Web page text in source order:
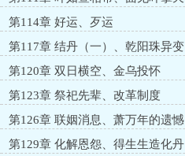
第114章 好运、歹运
第117章 结丹（一）、乾阳珠异变
第120章 双日横空、金乌投怀
第123章 祭祀先辈、改革制度
第126章 联姻消息、萧万年的遗憾
第129章 化解恩怨、得生生造化丹